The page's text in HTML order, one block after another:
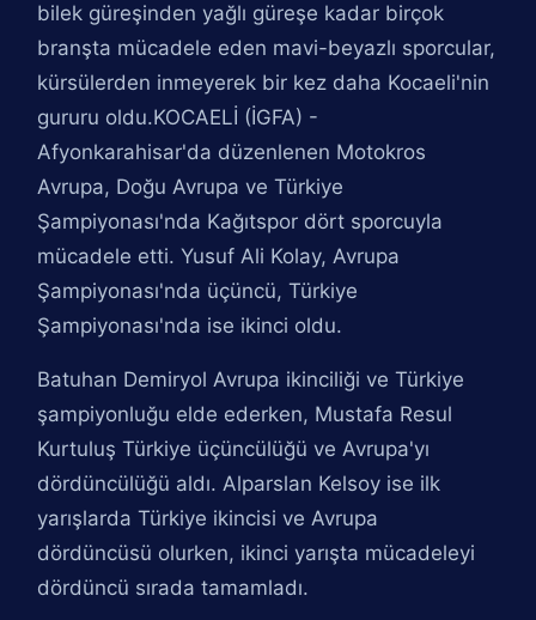
bilek güreşinden yağlı güreşe kadar birçok
branşta mücadele eden mavi-beyazlı sporcular,
kürsülerden inmeyerek bir kez daha Kocaeli'nin
gururu oldu.KOCAELİ (İGFA) -
Afyonkarahisar'da düzenlenen Motokros
Avrupa, Doğu Avrupa ve Türkiye
Şampiyonası'nda Kağıtspor dört sporcuyla
mücadele etti. Yusuf Ali Kolay, Avrupa
Şampiyonası'nda üçüncü, Türkiye
Şampiyonası'nda ise ikinci oldu.
Batuhan Demiryol Avrupa ikinciliği ve Türkiye
şampiyonluğu elde ederken, Mustafa Resul
Kurtuluş Türkiye üçüncülüğü ve Avrupa'yı
dördüncülüğü aldı. Alparslan Kelsoy ise ilk
yarışlarda Türkiye ikincisi ve Avrupa
dördüncüsü olurken, ikinci yarışta mücadeleyi
dördüncü sırada tamamladı.